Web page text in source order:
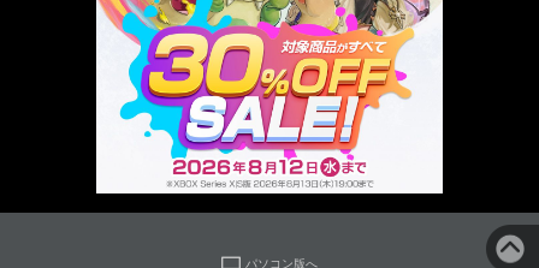
パソコン版へ